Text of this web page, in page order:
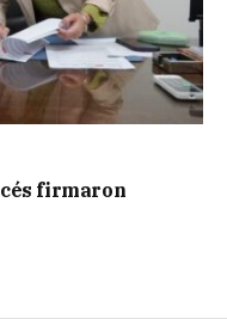
firmaron